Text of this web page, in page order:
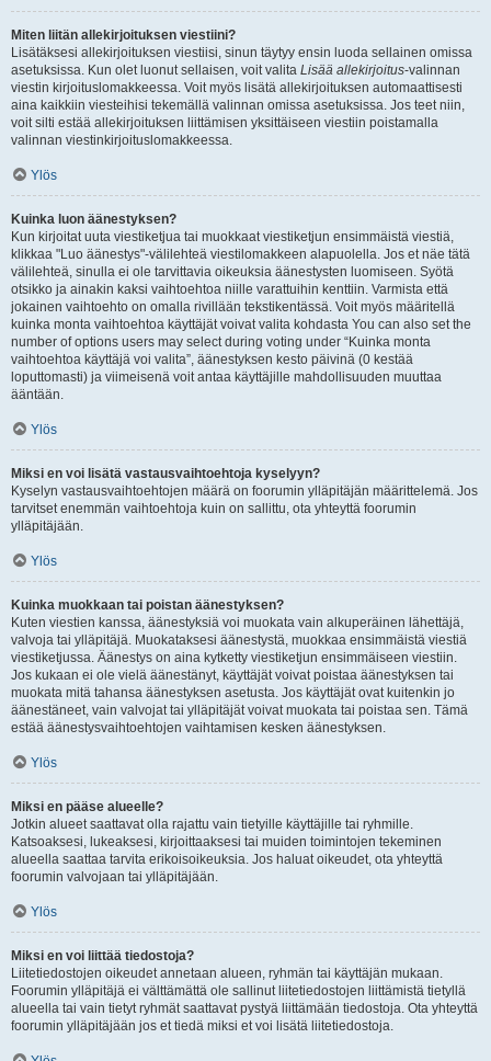
Miten liitän allekirjoituksen viestiini?
Lisätäksesi allekirjoituksen viestiisi, sinun täytyy ensin luoda sellainen omissa
asetuksissa. Kun olet luonut sellaisen, voit valita Lisää allekirjoitus-valinnan
viestin kirjoituslomakkeessa. Voit myös lisätä allekirjoituksen automaattisesti
aina kaikkiin viesteihisi tekemällä valinnan omissa asetuksissa. Jos teet niin,
voit silti estää allekirjoituksen liittämisen yksittäiseen viestiin poistamalla
valinnan viestinkirjoituslomakkeessa.
Ylös
Kuinka luon äänestyksen?
Kun kirjoitat uuta viestiketjua tai muokkaat viestiketjun ensimmäistä viestiä,
klikkaa "Luo äänestys"-välilehteä viestilomakkeen alapuolella. Jos et näe tätä
välilehteä, sinulla ei ole tarvittavia oikeuksia äänestysten luomiseen. Syötä
otsikko ja ainakin kaksi vaihtoehtoa niille varattuihin kenttiin. Varmista että
jokainen vaihtoehto on omalla rivillään tekstikentässä. Voit myös määritellä
kuinka monta vaihtoehtoa käyttäjät voivat valita kohdasta You can also set the
number of options users may select during voting under “Kuinka monta
vaihtoehtoa käyttäjä voi valita”, äänestyksen kesto päivinä (0 kestää
loputtomasti) ja viimeisenä voit antaa käyttäjille mahdollisuuden muuttaa
ääntään.
Ylös
Miksi en voi lisätä vastausvaihtoehtoja kyselyyn?
Kyselyn vastausvaihtoehtojen määrä on foorumin ylläpitäjän määrittelemä. Jos
tarvitset enemmän vaihtoehtoja kuin on sallittu, ota yhteyttä foorumin
ylläpitäjään.
Ylös
Kuinka muokkaan tai poistan äänestyksen?
Kuten viestien kanssa, äänestyksiä voi muokata vain alkuperäinen lähettäjä,
valvoja tai ylläpitäjä. Muokataksesi äänestystä, muokkaa ensimmäistä viestiä
viestiketjussa. Äänestys on aina kytketty viestiketjun ensimmäiseen viestiin.
Jos kukaan ei ole vielä äänestänyt, käyttäjät voivat poistaa äänestyksen tai
muokata mitä tahansa äänestyksen asetusta. Jos käyttäjät ovat kuitenkin jo
äänestäneet, vain valvojat tai ylläpitäjät voivat muokata tai poistaa sen. Tämä
estää äänestysvaihtoehtojen vaihtamisen kesken äänestyksen.
Ylös
Miksi en pääse alueelle?
Jotkin alueet saattavat olla rajattu vain tietyille käyttäjille tai ryhmille.
Katsoaksesi, lukeaksesi, kirjoittaaksesi tai muiden toimintojen tekeminen
alueella saattaa tarvita erikoisoikeuksia. Jos haluat oikeudet, ota yhteyttä
foorumin valvojaan tai ylläpitäjään.
Ylös
Miksi en voi liittää tiedostoja?
Liitetiedostojen oikeudet annetaan alueen, ryhmän tai käyttäjän mukaan.
Foorumin ylläpitäjä ei välttämättä ole sallinut liitetiedostojen liittämistä tietyllä
alueella tai vain tietyt ryhmät saattavat pystyä liittämään tiedostoja. Ota yhteyttä
foorumin ylläpitäjään jos et tiedä miksi et voi lisätä liitetiedostoja.